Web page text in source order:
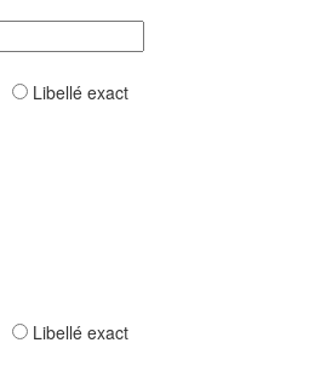
Libellé exact
Libellé exact